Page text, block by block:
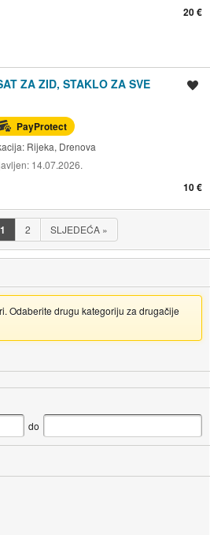
20 €
ZA ZID, STAKLO ZA SVE
PayProtect
Rijeka, Drenova
14.07.2026.
10 €
1 2 SLJEDEĆA »
Odaberite drugu kategoriju za drugačije
do